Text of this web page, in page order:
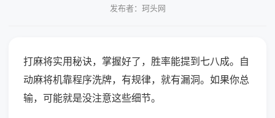
发布者：珂头网
打麻将实用秘诀，掌握好了，胜率能提到七八成。自
动麻将机靠程序洗牌，有规律，就有漏洞。如果你总
输，可能就是没注意这些细节。